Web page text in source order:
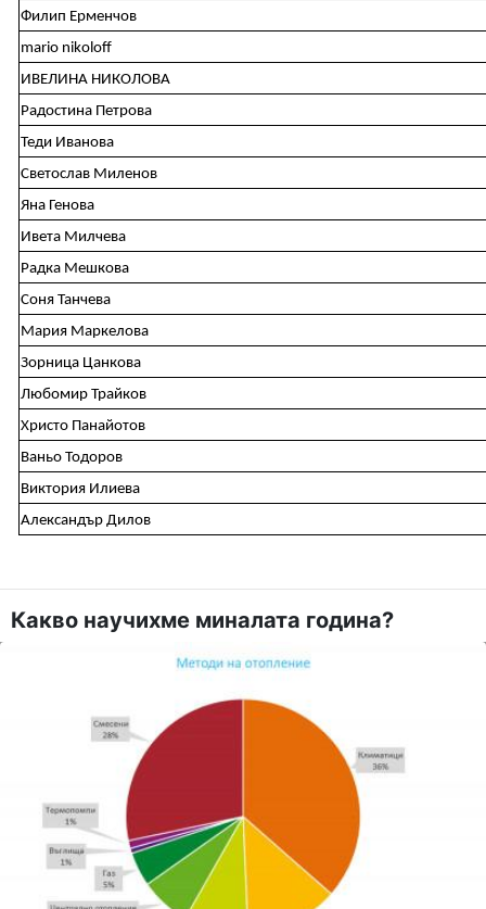
Филип Ерменчов
mario nikoloff
ИВЕЛИНА НИКОЛОВА
Радостина Петрова
Теди Иванова
Светослав Миленов
Яна Генова
Ивета Милчева
Радка Мешкова
Соня Танчева
Мария Маркелова
Зорница Цанкова
Любомир Трайков
Христо Панайотов
Ваньо Тодоров
Виктория Илиева
Александър Дилов
Какво научихме миналата година?